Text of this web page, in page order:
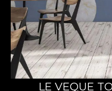
LE VEQUE